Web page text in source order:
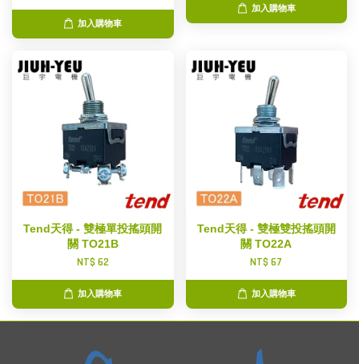
加入購物車
加入購物車
Tend天得 - 雙極單投搖頭開
關 TO21B
NT$ 62
加入購物車
Tend天得 - 雙極雙投搖頭開
關 TO22A
NT$ 67
加入購物車